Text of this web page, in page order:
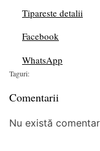
Tipareste detalii
Facebook
WhatsApp
Taguri:
Comentarii
Nu există